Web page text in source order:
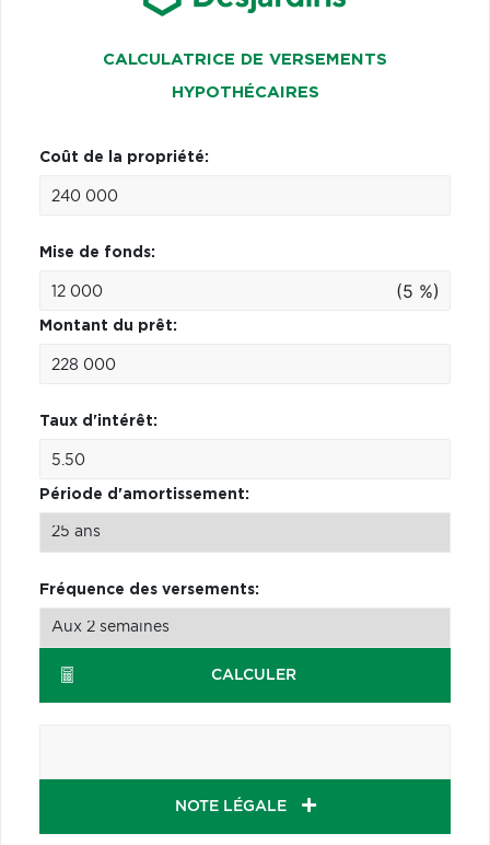
CALCULATRICE DE VERSEMENTS
HYPOTHÉCAIRES
Coût de la propriété:
Mise de fonds:
(5 %)
Montant du prêt:
Taux d'intérêt:
Période d'amortissement:
Fréquence des versements:
CALCULER
NOTE LÉGALE